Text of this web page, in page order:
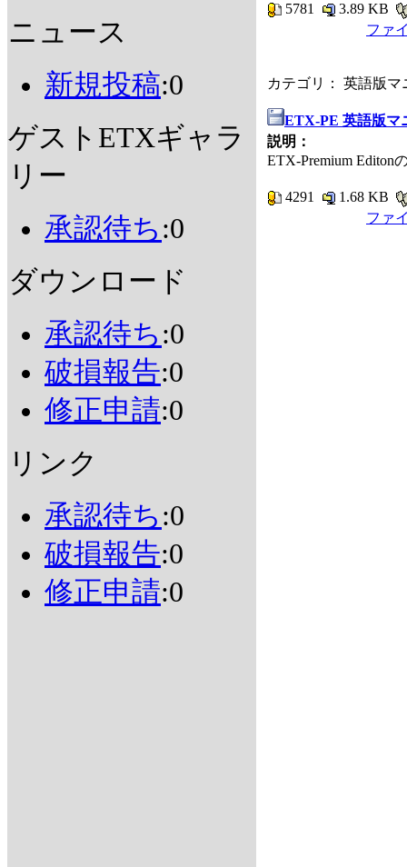
ニュース
新規投稿:0
ゲストETXギャラ
リー
承認待ち :0
ダウンロード
承認待ち :0
破損報告:0
修正申請:0
リンク
承認待ち :0
破損報告:0
修正申請:0
5781
3.89 KB
ファ
カテゴリ： 英語版
ETX-PE 英語版マ
説明：
ETX-Premium Editon
4291
1.68 KB
ファ